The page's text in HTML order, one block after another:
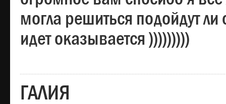
могла решиться подойдут ли
идет оказывается )))))))))
ГАЛИЯ